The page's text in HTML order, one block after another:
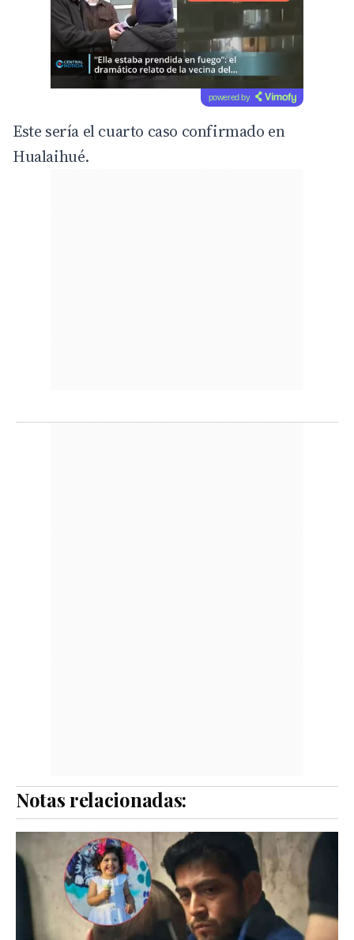
powered by
Este sería el cuarto caso confirmado en
Hualaihué.
Notas relacionadas: